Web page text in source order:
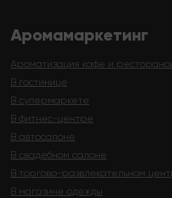
Аромамаркетинг
Ароматизация кафе и
В гостинице
В супермаркете
В фитнес-центре
В автосалоне
В свадебном салоне
В торгово-развлекательном
В магазине одежды